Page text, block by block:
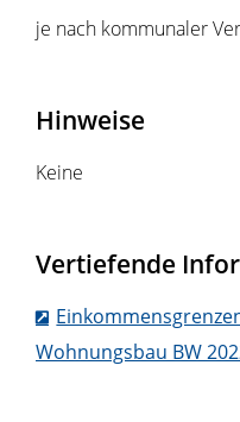
je nach kommunaler
Hinweise
Keine
Vertiefende
Wohnungsbau BW